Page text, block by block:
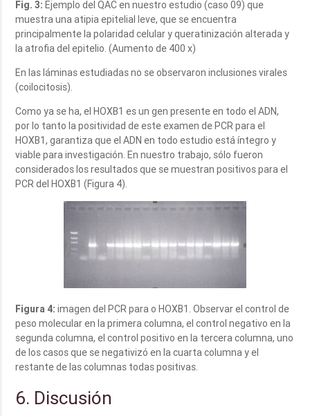
Fig. 3: Ejemplo del QAC en nuestro estudio (caso 09) que
muestra una atipia epitelial leve, que se encuentra
principalmente la polaridad celular y queratinización alterada y
la atrofia del epitelio. (Aumento de 400 x)
En las láminas estudiadas no se observaron inclusiones virales
(coilocitosis).
Como ya se ha, el HOXB1 es un gen presente en todo el ADN,
por lo tanto la positividad de este examen de PCR para el
HOXB1, garantiza que el ADN en todo estudio está íntegro y
viable para investigación. En nuestro trabajo, sólo fueron
considerados los resultados que se muestran positivos para el
PCR del HOXB1 (Figura 4).
Figura 4: imagen del PCR para o HOXB1. Observar el control de
peso molecular en la primera columna, el control negativo en la
segunda columna, el control positivo en la tercera columna, uno
de los casos que se negativizó en la cuarta columna y el
restante de las columnas todas positivas.
6. Discusión